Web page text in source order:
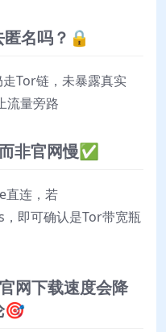
名吗？🔒
Tor链，未暴露真实
流量旁路
非官网慢✅
直连，若
即可确认是Tor带宽瓶
网下载速度会降
🎯